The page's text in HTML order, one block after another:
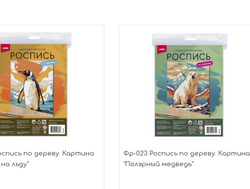
по дереву. Картина
льду"
Фр-023 Роспись по дереву. Картина
"Полярный медведь"